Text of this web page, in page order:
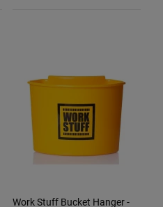
Work Stuff Bucket Hanger -